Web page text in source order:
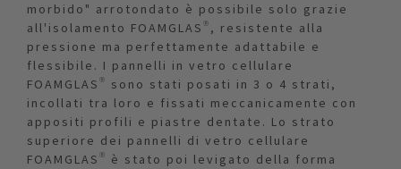
morbido" arrotondato è possibile solo grazie
all'isolamento FOAMGLAS®, resistente alla
pressione ma perfettamente adattabile e
flessibile. I pannelli in vetro cellulare
FOAMGLAS® sono stati posati in 3 o 4 strati,
incollati tra loro e fissati meccanicamente con
appositi profili e piastre dentate. Lo strato
superiore dei pannelli di vetro cellulare
FOAMGLAS® è stato poi levigato della forma